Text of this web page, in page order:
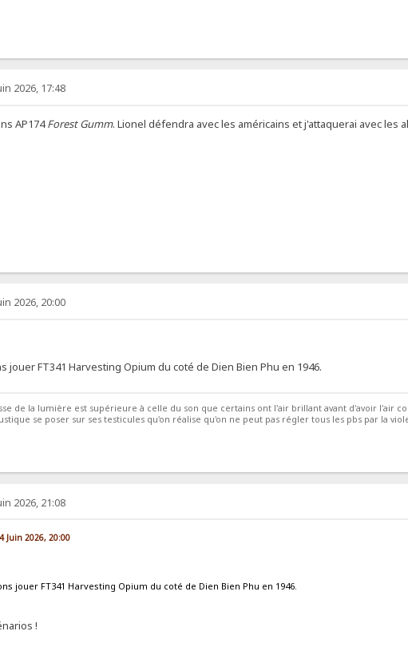
2026, 17:48
AP174Forest Gumm. Lionel défendra avec les américains et j'attaquerai avec les
2026, 20:00
jouer FT341 Harvesting Opium du coté de Dien Bien Phu en 1946.
de la lumière est supérieure à celle du son que certains ont l'air brillant avant d'avoir l'air
se poser sur ses testicules qu'on réalise qu'on ne peut pas régler tous les pbs par la
2026, 21:08
Juin 2026, 20:00
jouer FT341 Harvesting Opium du coté de Dien Bien Phu en 1946.
!